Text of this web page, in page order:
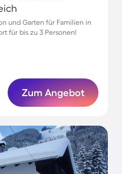
und Garten für Familien in
für bis zu 3 Personen!
Zum Angebot